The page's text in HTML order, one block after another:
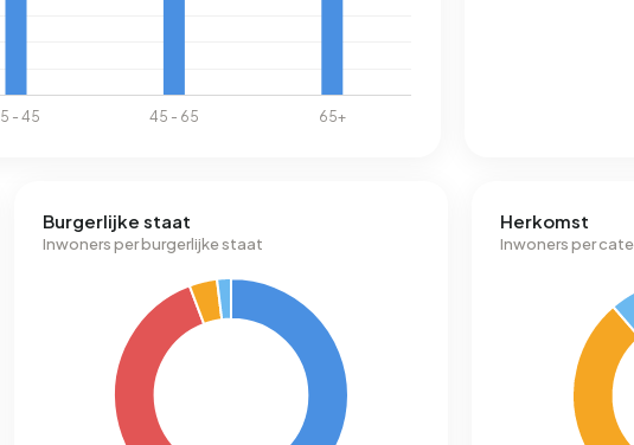
Burgerlijke staat
Inwoners per burgerlijke staat
Herkomst
Inwoners per